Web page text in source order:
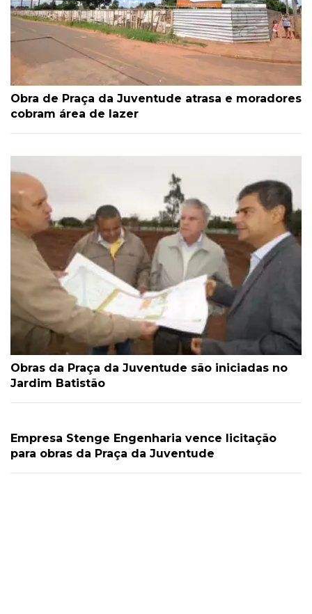
Obra de Praça da Juventude atrasa e moradores
cobram área de lazer
Obras da Praça da Juventude são iniciadas no
Jardim Batistão
Empresa Stenge Engenharia vence licitação
para obras da Praça da Juventude